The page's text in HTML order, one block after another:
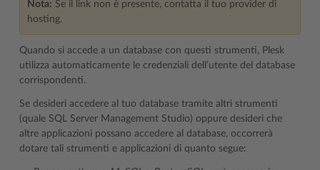
Nota: Se il link non è presente, contatta il tuo provider di
hosting.
Quando si accede a un database con questi strumenti, Plesk
utilizza automaticamente le credenziali dell’utente del database
corrispondenti.
Se desideri accedere al tuo database tramite altri strumenti
(quale SQL Server Management Studio) oppure desideri che
altre applicazioni possano accedere al database, occorrerà
dotare tali strumenti e applicazioni di quanto segue: